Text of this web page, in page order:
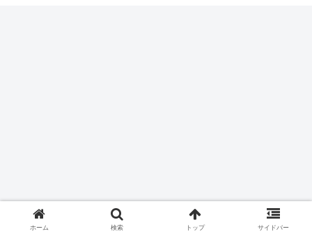
ホーム 検索 トップ サイドバー